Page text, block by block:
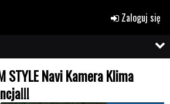
Zaloguj się
STYLE Navi Kamera Klima